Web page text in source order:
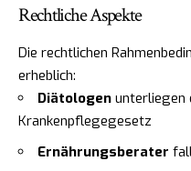
Rechtliche Aspekte
Die rechtlichen
erheblich:
Diätologen unterliegen
Krankenpflegegesetz
Ernährungsberater